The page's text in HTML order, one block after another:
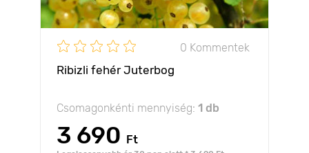
0 Kommentek
Ribizli fehér Juterbog
Csomagonkénti mennyiség: 1 db
3 690 Ft